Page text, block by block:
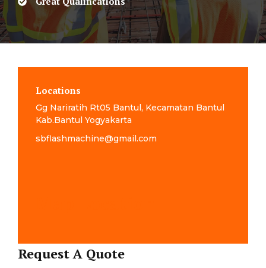
Locations
Gg Nariratih Rt05 Bantul, Kecamatan Bantul
Kab.Bantul Yogyakarta
sbflashmachine@gmail.com
Request A Quote